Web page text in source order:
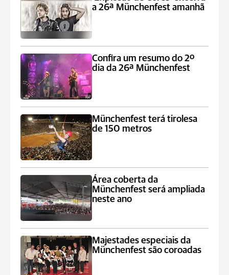
a 26ª Münchenfest amanhã
Confira um resumo do 2º
dia da 26ª Münchenfest
Münchenfest terá tirolesa
de 150 metros
Área coberta da
Münchenfest será ampliada
neste ano
Majestades especiais da
Münchenfest são coroadas